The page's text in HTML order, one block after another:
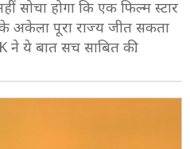
सोचा होगा कि एक फिल्म स्टार
के अकेला पूरा राज्य जीत सकता
ने ये बात सच साबित की.